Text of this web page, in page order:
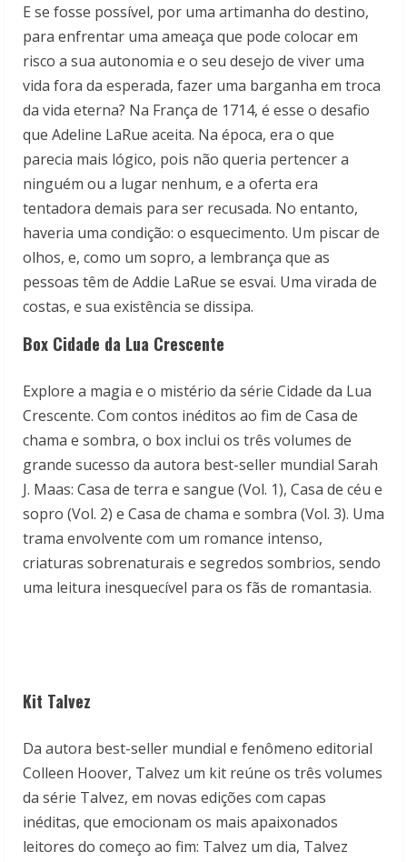
E se fosse possível, por uma artimanha do destino,
para enfrentar uma ameaça que pode colocar em
risco a sua autonomia e o seu desejo de viver uma
vida fora da esperada, fazer uma barganha em troca
da vida eterna? Na França de 1714, é esse o desafio
que Adeline LaRue aceita. Na época, era o que
parecia mais lógico, pois não queria pertencer a
ninguém ou a lugar nenhum, e a oferta era
tentadora demais para ser recusada. No entanto,
haveria uma condição: o esquecimento. Um piscar de
olhos, e, como um sopro, a lembrança que as
pessoas têm de Addie LaRue se esvai. Uma virada de
costas, e sua existência se dissipa.
Box Cidade da Lua Crescente
Explore a magia e o mistério da série Cidade da Lua
Crescente. Com contos inéditos ao fim de Casa de
chama e sombra, o box inclui os três volumes de
grande sucesso da autora best-seller mundial Sarah
J. Maas: Casa de terra e sangue (Vol. 1), Casa de céu e
sopro (Vol. 2) e Casa de chama e sombra (Vol. 3). Uma
trama envolvente com um romance intenso,
criaturas sobrenaturais e segredos sombrios, sendo
uma leitura inesquecível para os fãs de romantasia.
Kit Talvez
Da autora best-seller mundial e fenômeno editorial
Colleen Hoover, Talvez um kit reúne os três volumes
da série Talvez, em novas edições com capas
inéditas, que emocionam os mais apaixonados
leitores do começo ao fim: Talvez um dia, Talvez